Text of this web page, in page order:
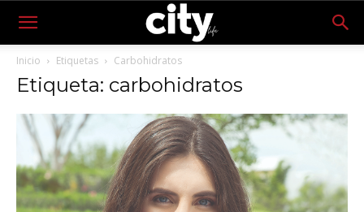
Inicio Etiquetas Carbohidratos
Etiqueta: carbohidratos